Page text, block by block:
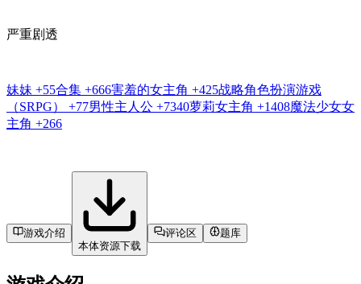
严重剧透
妹妹 +55合集 +666害羞的女主角 +425战略角色扮演游戏
（SRPG） +77男性主人公 +7340萝莉女主角 +1408魔法少女女
主角 +266
游戏介绍
本体资源下载
评论区 题库